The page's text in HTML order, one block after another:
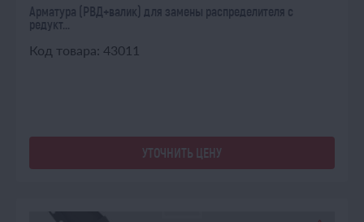
Арматура (РВД+валик) для замены распределителя с
редукт...
Код товара: 43011
УТОЧНИТЬ ЦЕНУ